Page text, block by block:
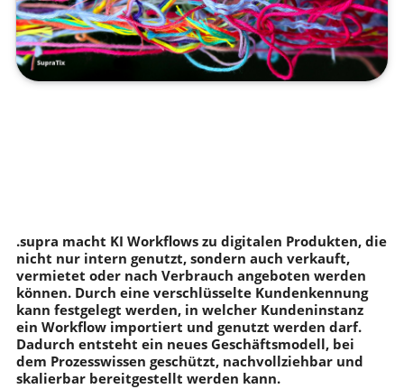
.supra macht KI Workflows zu digitalen Produkten, die
nicht nur intern genutzt, sondern auch verkauft,
vermietet oder nach Verbrauch angeboten werden
können. Durch eine verschlüsselte Kundenkennung
kann festgelegt werden, in welcher Kundeninstanz
ein Workflow importiert und genutzt werden darf.
Dadurch entsteht ein neues Geschäftsmodell, bei
dem Prozesswissen geschützt, nachvollziehbar und
skalierbar bereitgestellt werden kann.